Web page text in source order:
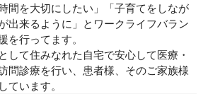
間を大切にしたい」「子育てをしなが
出来るように」とワークライフバラン
を行ってます。
して住みなれた自宅で安心して医療・
問診療を行い、患者様、そのご家族様
ています。